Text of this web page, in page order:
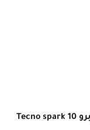
سعر ومواصفات هاتف تكتو سبارك ١٠ برو Tecno spark 10